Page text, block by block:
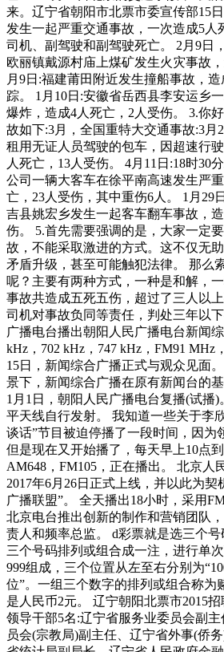
来。辽宁省朝阳市北票市委宣传部15
发生一起严重交通事故，一次造成5人
司机、副驾驶和副驾驶死亡。 2月9日
欧丽镇戴源村庙上煤矿发生火灾事故
月9日:福建莆田附近发生撞船事故，
踪。 1月10日:安徽省岳西县李安运乡
爆炸，造成4人死亡，2人受伤。 3.你
故如下:3月，全国重特大交通事故:3月
租用无证人员驾驶的包车，因超速行
人死亡，13人受伤。 4月11日:18时30
公司一辆大客车在徐平南高速发生严
亡，23人受伤，其中重伤6人。 1月29
吉县姚宏乡发生一起客车翻车事故，
伤。 5.首先需要强调的是，大家一定
故，不能采取激进的方式。这不仅无
矛盾升级，甚至可能触犯法律。 那么
呢？主要有两种方式，一种是和解，
事故共造成五死五伤，超过了三人以
司机对事故负同等责任，判处三年以
广播电台播出朝阳人民广播电台新闻
kHz，702 kHz，747 kHz，FM91 MHz
15日，新闻综合广播正式与观众见面
景下，新闻综合广播在原有新闻台的
1月1日，朝阳人民广播电台复播(试播
平天线自行发射。 我知道一些关于李
谈话”节目被迫停播了一段时间，因为
但是现在又开始播了，每天早上10点
AM648，FM105，正在播出。 北京人
2017年6月26日正式上线，并以此为契
广播联盟”。 全天播出18小时，采用
北京电台推出创新的制作和营销团队
责人和频率总监。 d彩票就是选三个
三个号码排列或组合成一注，进行单
999组成，三个位置从左至右分别为
位”。一组三个数字的排列或组合称为
是人民币2元。 辽宁朝阳北票市2015
领导干部5名:辽宁省服务业委员会副
员会(宗教局)副主任、辽宁省外事(侨